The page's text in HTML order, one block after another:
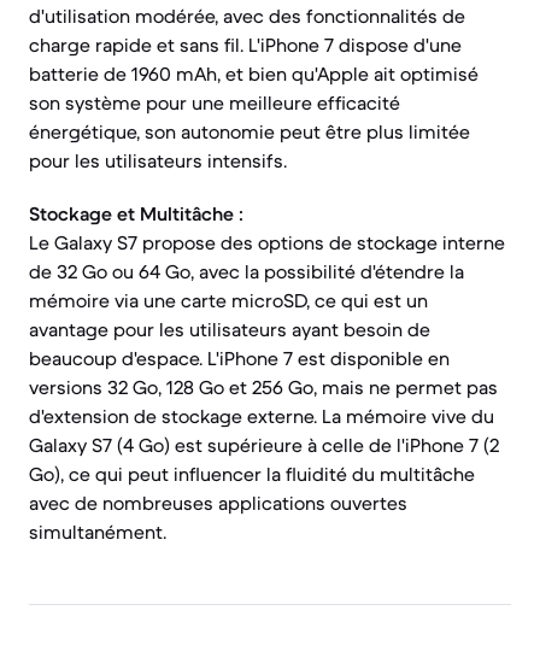
d'utilisation modérée, avec des fonctionnalités de
charge rapide et sans fil. L'iPhone 7 dispose d'une
batterie de 1960 mAh, et bien qu'Apple ait optimisé
son système pour une meilleure efficacité
énergétique, son autonomie peut être plus limitée
pour les utilisateurs intensifs.
Stockage et Multitâche :
Le Galaxy S7 propose des options de stockage interne
de 32 Go ou 64 Go, avec la possibilité d'étendre la
mémoire via une carte microSD, ce qui est un
avantage pour les utilisateurs ayant besoin de
beaucoup d'espace. L'iPhone 7 est disponible en
versions 32 Go, 128 Go et 256 Go, mais ne permet pas
d'extension de stockage externe. La mémoire vive du
Galaxy S7 (4 Go) est supérieure à celle de l'iPhone 7 (2
Go), ce qui peut influencer la fluidité du multitâche
avec de nombreuses applications ouvertes
simultanément.